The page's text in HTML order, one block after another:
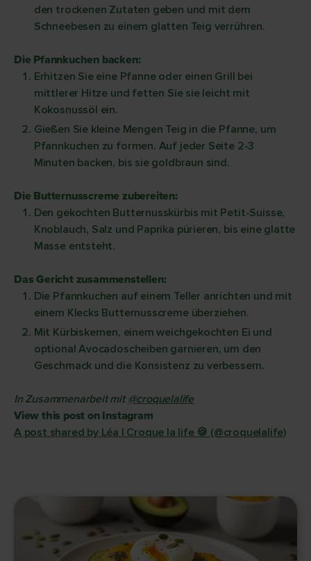
den trockenen Zutaten geben und mit dem
Schneebesen zu einem glatten Teig verrühren.
Die Pfannkuchen backen:
Erhitzen Sie eine Pfanne oder einen Grill bei
mittlerer Hitze und fetten Sie sie leicht mit
Kokosnussöl ein.
Gießen Sie kleine Mengen Teig in die Pfanne, um
Pfannkuchen zu formen. Auf jeder Seite 2-3
Minuten backen, bis sie goldbraun sind.
Die Butternusscreme zubereiten:
Den gekochten Butternusskürbis mit Petit-Suisse,
Knoblauch, Salz und Paprika pürieren, bis eine glatte
Masse entsteht.
Das Gericht zusammenstellen:
Die Pfannkuchen auf einem Teller anrichten und mit
einem Klecks Butternusscreme überziehen.
Mit Kürbiskernen, einem weichgekochten Ei und
optional Avocadoscheiben garnieren, um den
Geschmack und die Konsistenz zu verbessern.
In Zusammenarbeit mit @croquelalife
View this post on Instagram
A post shared by Léa | Croque la life 🍪 (@croquelalife)